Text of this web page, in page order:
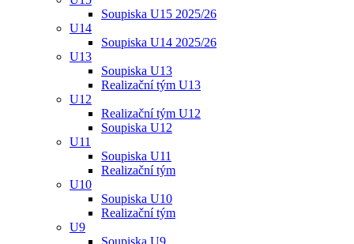
Soupiska U15 2025/26
U14
Soupiska U14 2025/26
U13
Soupiska U13
Realizační tým U13
U12
Realizační tým U12
Soupiska U12
U11
Soupiska U11
Realizační tým
U10
Soupiska U10
Realizační tým
U9
Soupiska U9